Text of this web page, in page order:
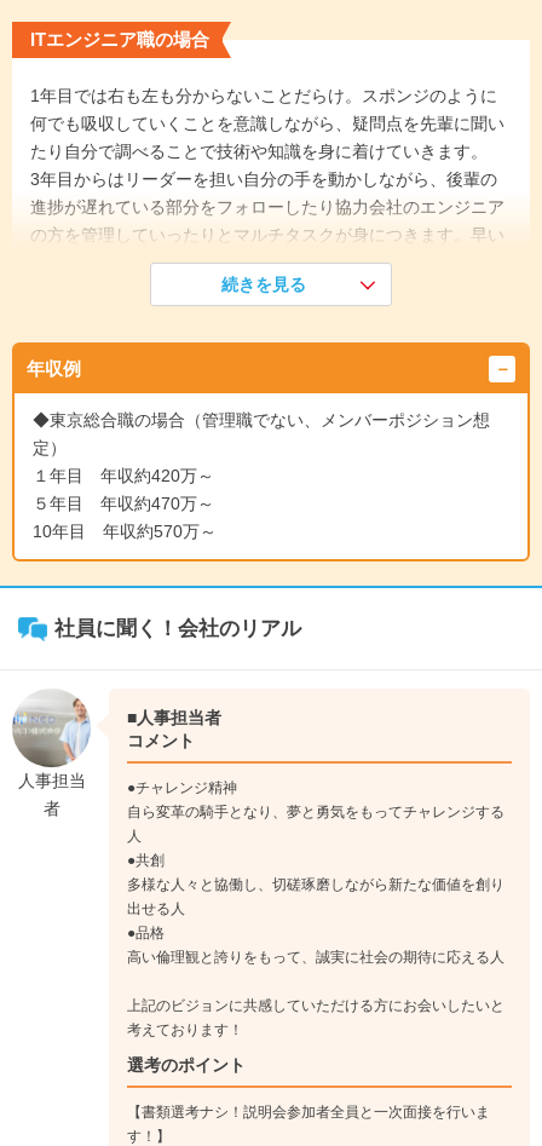
ITエンジニア職の場合
1年目では右も左も分からないことだらけ。スポンジのように
何でも吸収していくことを意識しながら、疑問点を先輩に聞い
たり自分で調べることで技術や知識を身に着けていきます。
3年目からはリーダーを担い自分の手を動かしながら、後輩の
進捗が遅れている部分をフォローしたり協力会社のエンジニア
の方を管理していったりとマルチタスクが身につきます。早い
方だと上流工程に携わりお客様との折衝を積極的に担う方も。
《入社1年目》
入社3か月間、社会人基礎研修とIT技術研修を受けた後本配属
ツーマン指導を受け業務に慣れていきます。メンタル面をフォ
ローするメンター制度もあり。
↓
《入社3年目》
基本的な業務はある程度一人でできるように。メンバーや後輩
をまとめるリーダーを担う方が多いです。自分のタスクをこな
着けます。上流工程に入る人も。
PMとしてお客様の折衝、高いパフォーマンスを発揮できるよ
うチーム・労働環境のマネジメントをします。メンバーマネジ
メントを行うマネジメント職、技術面を磨き極めるスペシャリ
スト職の道を選択可能。
続きを見る
年収例
◆東京総合職の場合（管理職でない、メンバーポジション想
定）
１年目 年収約420万～
５年目 年収約470万～
10年目 年収約570万～
社員に聞く！会社のリアル
人事担当
者
■人事担当者
コメント
●チャレンジ精神
自ら変革の騎手となり、夢と勇気をもってチャレンジする
人
●共創
多様な人々と協働し、切磋琢磨しながら新たな価値を創り
出せる人
●品格
高い倫理観と誇りをもって、誠実に社会の期待に応える人
上記のビジョンに共感していただける方にお会いしたいと
考えております！
選考のポイント
【書類選考ナシ！説明会参加者全員と一次面接を行いま
す！】